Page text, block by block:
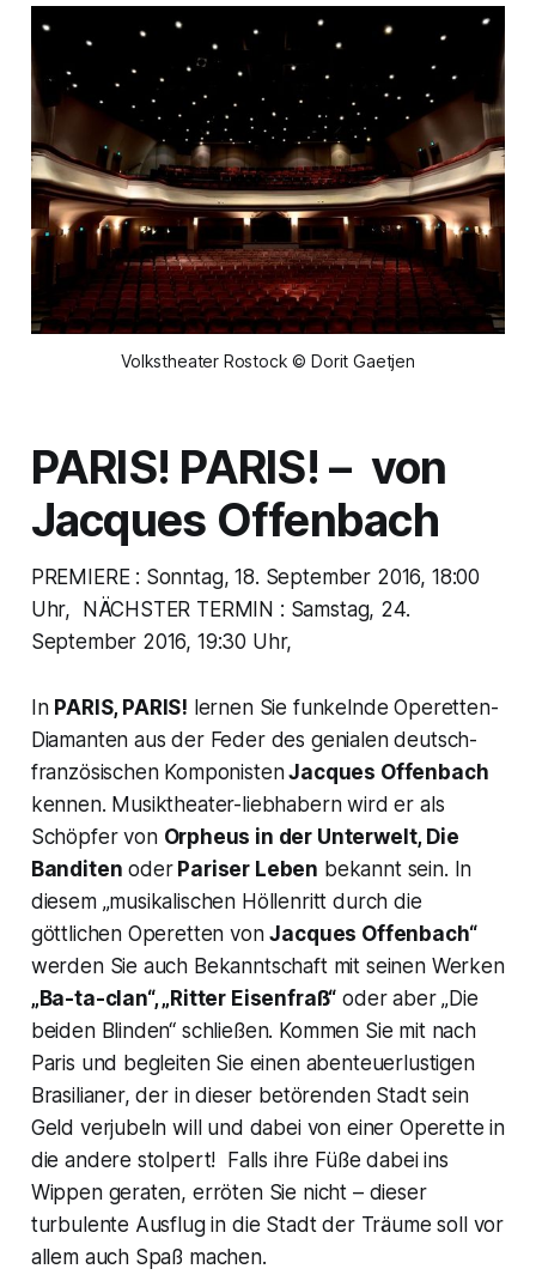
Volkstheater Rostock © Dorit Gaetjen
PARIS! PARIS! – von
Jacques Offenbach
PREMIERE : Sonntag, 18. September 2016, 18:00
Uhr, NÄCHSTER TERMIN : Samstag, 24.
September 2016, 19:30 Uhr,
In PARIS, PARIS! lernen Sie funkelnde Operetten-
Diamanten aus der Feder des genialen deutsch-
französischen KomponistenJacques Offenbach
kennen. Musiktheater-liebhabern wird er als
Schöpfer von Orpheus in der Unterwelt, Die
Banditen oderPariser Leben bekannt sein. In
diesem „musikalischen Höllenritt durch die
göttlichen Operetten vonJacques Offenbach“
werden Sie auch Bekanntschaft mit seinen Werken
„Ba-ta-clan“, „Ritter Eisenfraß“ oder aber „Die
beiden Blinden“ schließen. Kommen Sie mit nach
Paris und begleiten Sie einen abenteuerlustigen
Brasilianer, der in dieser betörenden Stadt sein
Geld verjubeln will und dabei von einer Operette in
die andere stolpert! Falls ihre Füße dabei ins
Wippen geraten, erröten Sie nicht – dieser
turbulente Ausflug in die Stadt der Träume soll vor
allem auch Spaß machen.